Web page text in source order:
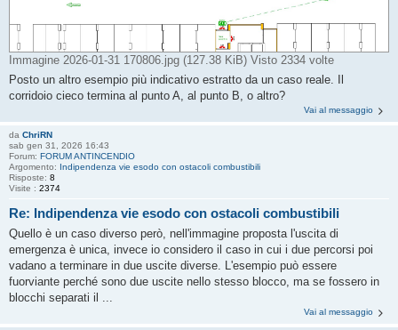
Immagine 2026-01-31 170806.jpg (127.38 KiB) Visto 2334 volte
Posto un altro esempio più indicativo estratto da un caso reale. Il
corridoio cieco termina al punto A, al punto B, o altro?
Vai al messaggio
da ChriRN
sab gen 31, 2026 16:43
Forum: FORUM ANTINCENDIO
Argomento: Indipendenza vie esodo con ostacoli combustibili
Risposte: 8
Visite : 2374
Re: Indipendenza vie esodo con ostacoli combustibili
Quello è un caso diverso però, nell'immagine proposta l'uscita di
emergenza è unica, invece io considero il caso in cui i due percorsi poi
vadano a terminare in due uscite diverse. L'esempio può essere
fuorviante perché sono due uscite nello stesso blocco, ma se fossero in
blocchi separati il ...
Vai al messaggio